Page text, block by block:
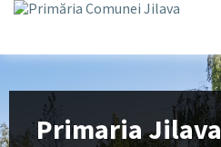
Primaria Jilava